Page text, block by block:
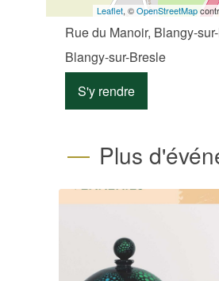
Leaflet, ©OpenStreetMap
Rue du Manoir, Blangy-
Blangy-sur-Bresle
S'y rendre
Plus